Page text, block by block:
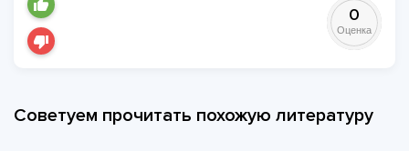
0
Оценка
Советуем прочитать похожую литературу